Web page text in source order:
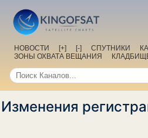
НОВОСТИ [+] [-] СПУТНИКИ
ЗОНЫ ОХВАТА ВЕЩАНИЯ
Изменения